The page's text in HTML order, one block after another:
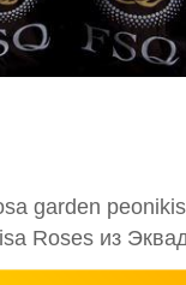
garden
Roses из